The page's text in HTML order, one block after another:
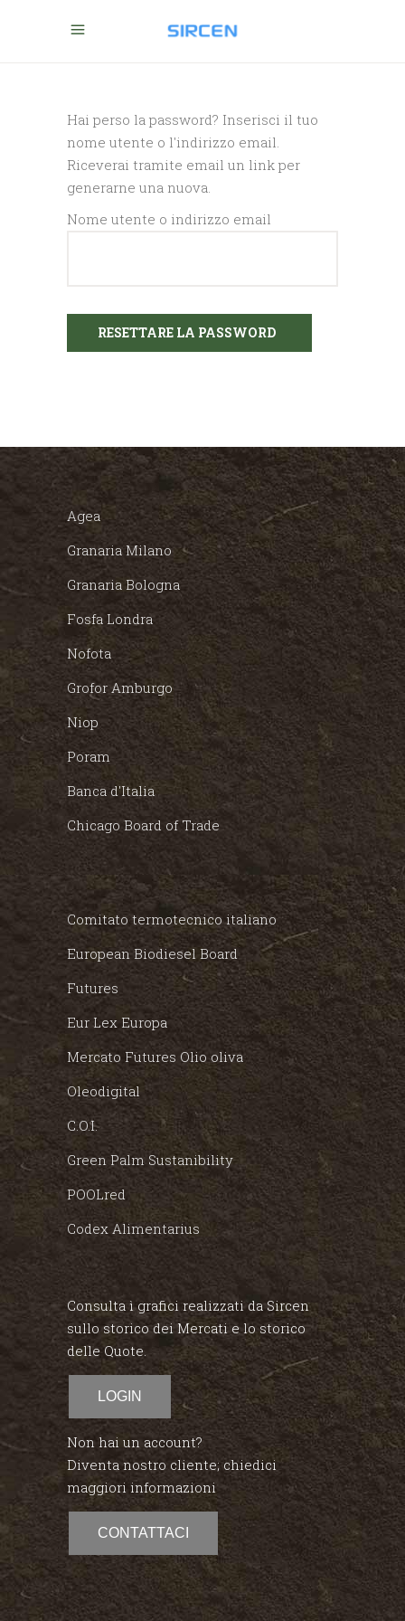
Hai perso la password? Inserisci il tuo
nome utente o l'indirizzo email.
Riceverai tramite email un link per
generarne una nuova.
Nome utente o indirizzo email
RESETTARE LA PASSWORD
Agea
Granaria Milano
Granaria Bologna
Fosfa Londra
Nofota
Grofor Amburgo
Niop
Poram
Banca d'Italia
Chicago Board of Trade
Comitato termotecnico italiano
European Biodiesel Board
Futures
Eur Lex Europa
Mercato Futures Olio oliva
Oleodigital
C.O.I.
Green Palm Sustanibility
POOLred
Codex Alimentarius
Consulta ì grafici realizzati da Sircen
sullo storico dei Mercati e lo storico
delle Quote.
LOGIN
Non hai un account?
Diventa nostro cliente; chiedici
maggiori informazioni
CONTATTACI